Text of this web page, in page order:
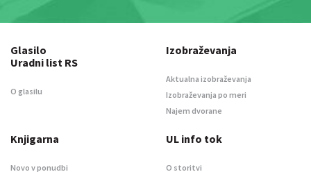
Glasilo
Uradni list RS
O glasilu
Izobraževanja
Aktualna izobraževanja
Izobraževanja po meri
Najem dvorane
Knjigarna
Novo v ponudbi
UL info tok
O storitvi